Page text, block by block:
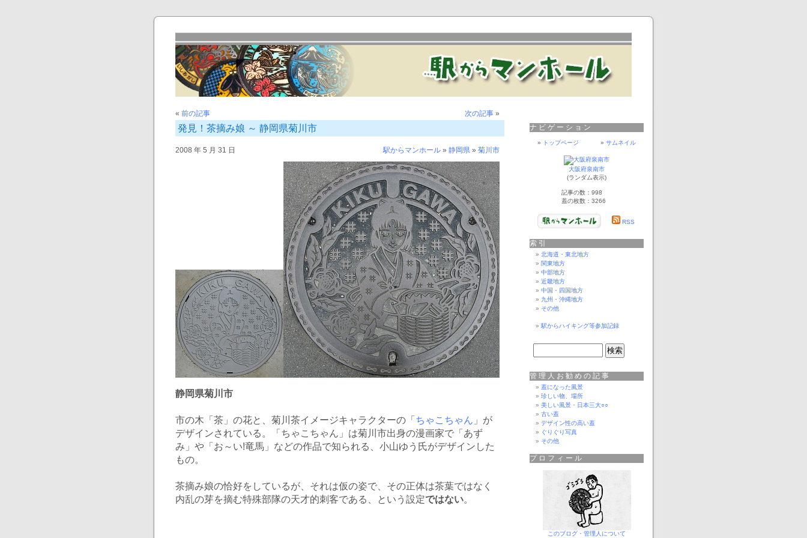
« 前の記事 次の記事 »
発見！茶摘み娘 ～ 静岡県菊川市
2008 年 5 月 31 日 駅からマンホール » 静岡県 » 菊川市
静岡県菊川市
市の木「茶」の花と、菊川茶イメージキャラクターの「 ちゃこちゃん 」が
デザインされている。「ちゃこちゃん」は菊川市出身の漫画家で「あず
み」や「お～い!竜馬」などの作品で知られる、小山ゆう氏がデザインした
もの。
茶摘み娘の恰好をしているが、それは仮の姿で、その正体は茶葉ではなく
内乱の芽を摘む特殊部隊の天才的刺客である、という設定ではない。
ナビゲーション
» トップページ » サムネイル
大阪府泉南市
(ランダム表示)
記事の数：998
蓋の枚数：3266
RSS
索引
北海道・東北地方
関東地方
中部地方
近畿地方
中国・四国地方
九州・沖縄地方
その他
駅からハイキング等参加記録
管理人お勧めの記事
蓋になった風景
珍しい物、場所
美しい風景 ・ 日本三大○○
古い蓋
デザイン性の高い蓋
ぐりぐり写真
その他
プロフィール
このブログ・管理人について